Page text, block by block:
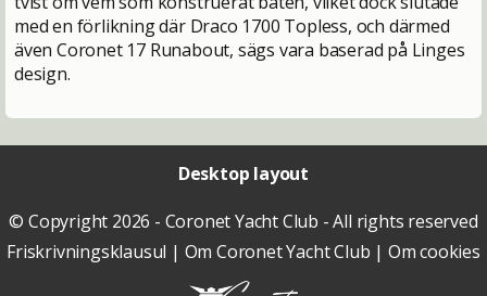
med en förlikning där Draco 1700 Topless, och därmed
även Coronet 17 Runabout, sägs vara baserad på Linges
design.
Desktop layout
© Copyright 2026 - Coronet Yacht Club - All rights reserved
Friskrivningsklausul | Om Coronet Yacht Club | Om cookies